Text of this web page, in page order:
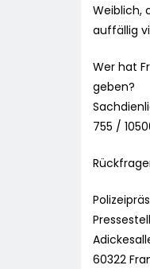
Weiblich,
auffällig
Wer hat
geben?
755 /
60322